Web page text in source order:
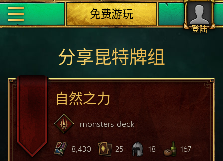
登陆
免费游玩
分享昆特牌组
自然之力
monsters deck
8,430 25 18 167